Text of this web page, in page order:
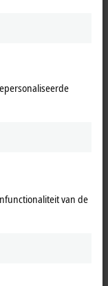
automation unit.
van de